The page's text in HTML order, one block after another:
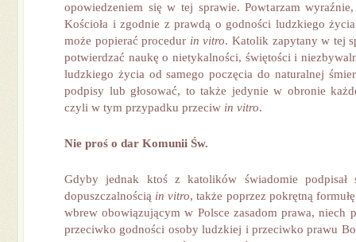
opowiedzeniem się w tej sprawie. Powtarzam
Kościoła i zgodnie z prawdą o godności ludzkiego
może popierać procedur in vitro. Katolik zapytany w tej
potwierdzać naukę o nietykalności, świętości i
ludzkiego życia od samego poczęcia do naturalnej
podpisy lub głosować, to także jedynie w obronie
czyli w tym przypadku przeciw in vitro.
Nie proś o dar Komunii Św.
Gdyby jednak ktoś z katolików świadomie podpisał
dopuszczalnością in vitro, także poprzez pokrętną
wbrew obowiązującym w Polsce zasadom prawa, niech
przeciwko godności osoby ludzkiej i przeciwko prawu